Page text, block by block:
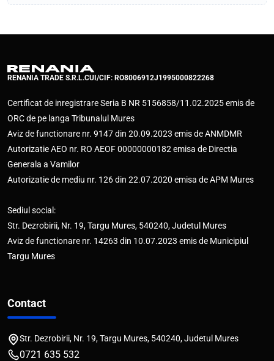
RENANIA TRADE S.R.L.CUI/CIF: RO8006912J1995000822268
Certificat de inregistrare Seria B NR 5156858/11.02.2025 emis de
ORC de pe langa Tribunalul Mures
Aviz de functionare nr. 9147 din 20.09.2023 emis de ANMDMR
Autorizatie AEO nr. RO AEOF 00000000182 emisa de Directia
Generala a Vamilor
Autorizatie de mediu nr. 126 din 22.07.2020 emisa de APM Mures
Sediul social:
Str. Dezrobirii, Nr. 19, Targu Mures, 540240, Judetul Mures
Aviz de functionare nr. 14263 din 10.07.2023 emis de Municipiul
Targu Mures
Contact
Str. Dezrobirii, Nr. 19, Targu Mures, 540240, Judetul Mures
0721 635 532